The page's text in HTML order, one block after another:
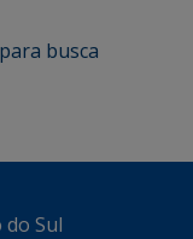
busca
Sul